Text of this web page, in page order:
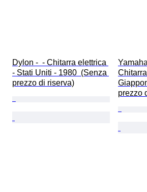
Dylon -  - Chitarra elettrica
- Stati Uniti - 1980  (Senza
prezzo di riserva)
prezzo